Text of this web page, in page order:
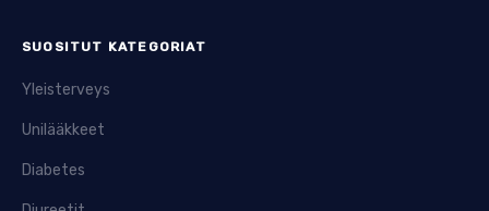
SUOSITUT KATEGORIAT
Yleisterveys
Unilääkkeet
Diabetes